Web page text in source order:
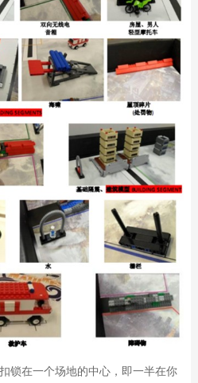
在一个场地的中心，即一半在你